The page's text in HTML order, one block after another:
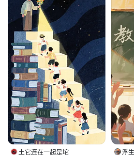
土它连在一起是坨 浮